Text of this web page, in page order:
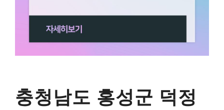
충청남도 홍성군 덕정